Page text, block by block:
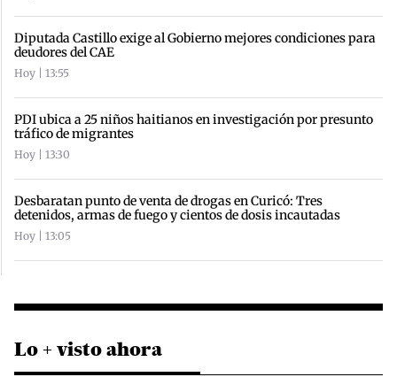
Diputada Castillo exige al Gobierno mejores condiciones para
deudores del CAE
Hoy | 13:55
PDI ubica a 25 niños haitianos en investigación por presunto
tráfico de migrantes
Hoy | 13:30
Desbaratan punto de venta de drogas en Curicó: Tres
detenidos, armas de fuego y cientos de dosis incautadas
Hoy | 13:05
Lo + visto ahora